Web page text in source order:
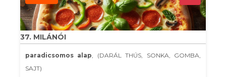
37. MILÁNÓI
paradicsomos alap, (DARÁL THÚS, SONKA, GOMBA,
SAJT)